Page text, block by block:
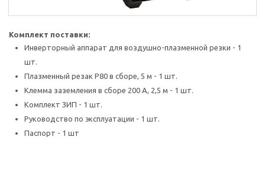
Комплект поставки:
Инверторный аппарат для воздушно-плазменной резки - 1
шт.
Плазменный резак P80 в сборе, 5 м - 1 шт.
Клемма заземления в сборе 200 А, 2,5 м - 1 шт.
Комплект ЗИП - 1 шт.
Руководство по эксплуатации - 1 шт.
Паспорт - 1 шт